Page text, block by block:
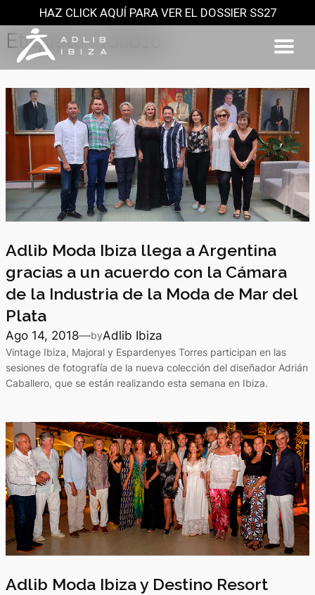
al
contenido
HAZ CLICK AQUÍ PARA VER EL DOSSIER SS27
Etiqueta:Adlib18
Adlib Moda Ibiza llega a Argentina
gracias a un acuerdo con la Cámara
de la Industria de la Moda de Mar del
Plata
Ago 14, 2018—byAdlib Ibiza
Vintage Ibiza, Majoral y Espardenyes Torres participan en las
sesiones de fotografía de la nueva colección del diseñador Adrián
Caballero, que se están realizando esta semana en Ibiza.
Adlib Moda Ibiza y Destino Resort